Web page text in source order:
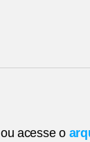
ou acesse o